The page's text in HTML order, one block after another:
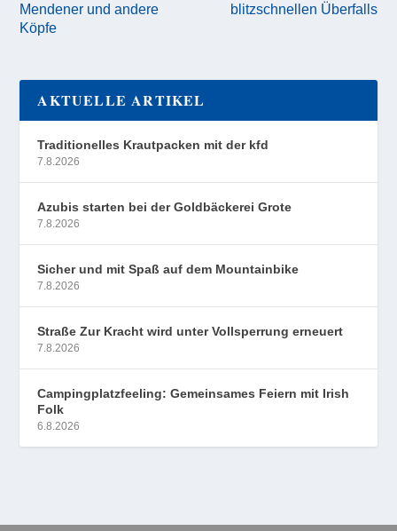
Mendener und andere
Köpfe
blitzschnellen Überfalls
AKTUELLE ARTIKEL
Traditionelles Krautpacken mit der kfd
7.8.2026
Azubis starten bei der Goldbäckerei Grote
7.8.2026
Sicher und mit Spaß auf dem Mountainbike
7.8.2026
Straße Zur Kracht wird unter Vollsperrung erneuert
7.8.2026
Campingplatzfeeling: Gemeinsames Feiern mit Irish
Folk
6.8.2026